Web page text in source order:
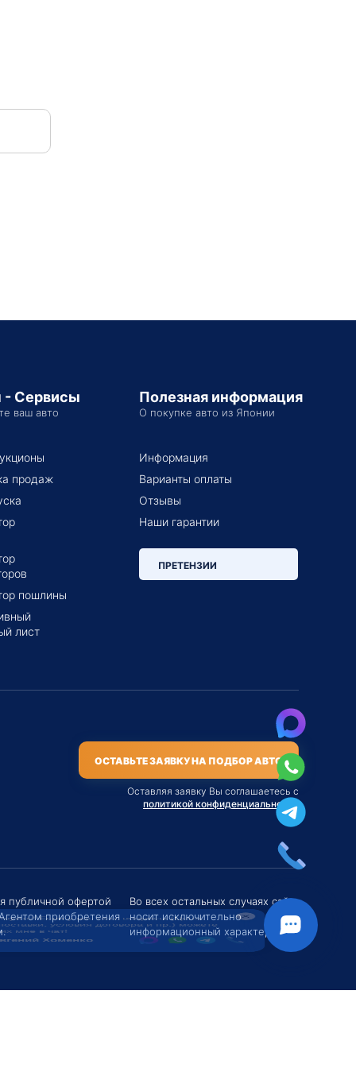
- Сервисы
ваш авто
продаж
пошлины
лист
Полезная информация
О покупке авто из Японии
Информация
Варианты оплаты
Отзывы
Наши гарантии
ПРЕТЕНЗИИ
ОСТАВЬТЕ ЗАЯВКУ НА ПОДБОР АВТО
Оставляя заявку Вы соглашаетесь с
политикой конфиденциальности
публичной офертой
приобретения
Во всех остальных случаях сайт
носит исключительно
информационный характер.
Хоменко
Если у вас есть вопросы (Цена,
мне в чат!